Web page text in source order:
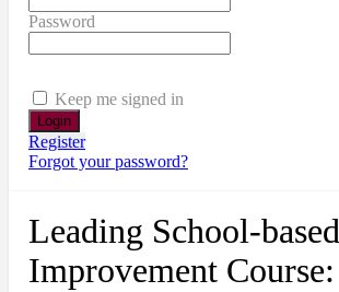
Password
Keep me signed in
Register
Forgot your password?
Leading School-based
Improvement Course: